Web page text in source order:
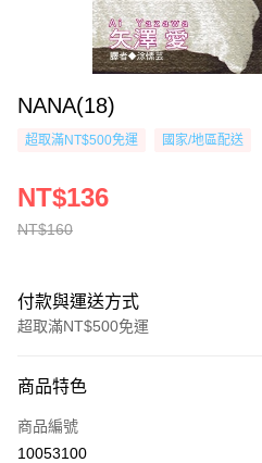
NANA(18)
超取滿NT$500免運 國家/地區配送
NT$160
NT$136
付款與運送方式
超取滿NT$500免運
信用卡一次付款
超商取貨付款
商品特色
商品編號
10053100